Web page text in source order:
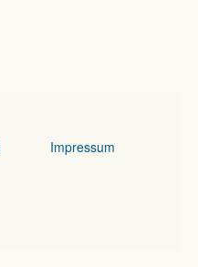
Impressum